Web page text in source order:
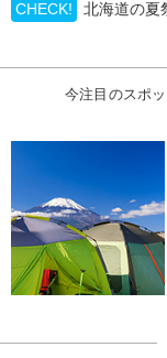
CHECK! 北海道の夏
今注目のスポ